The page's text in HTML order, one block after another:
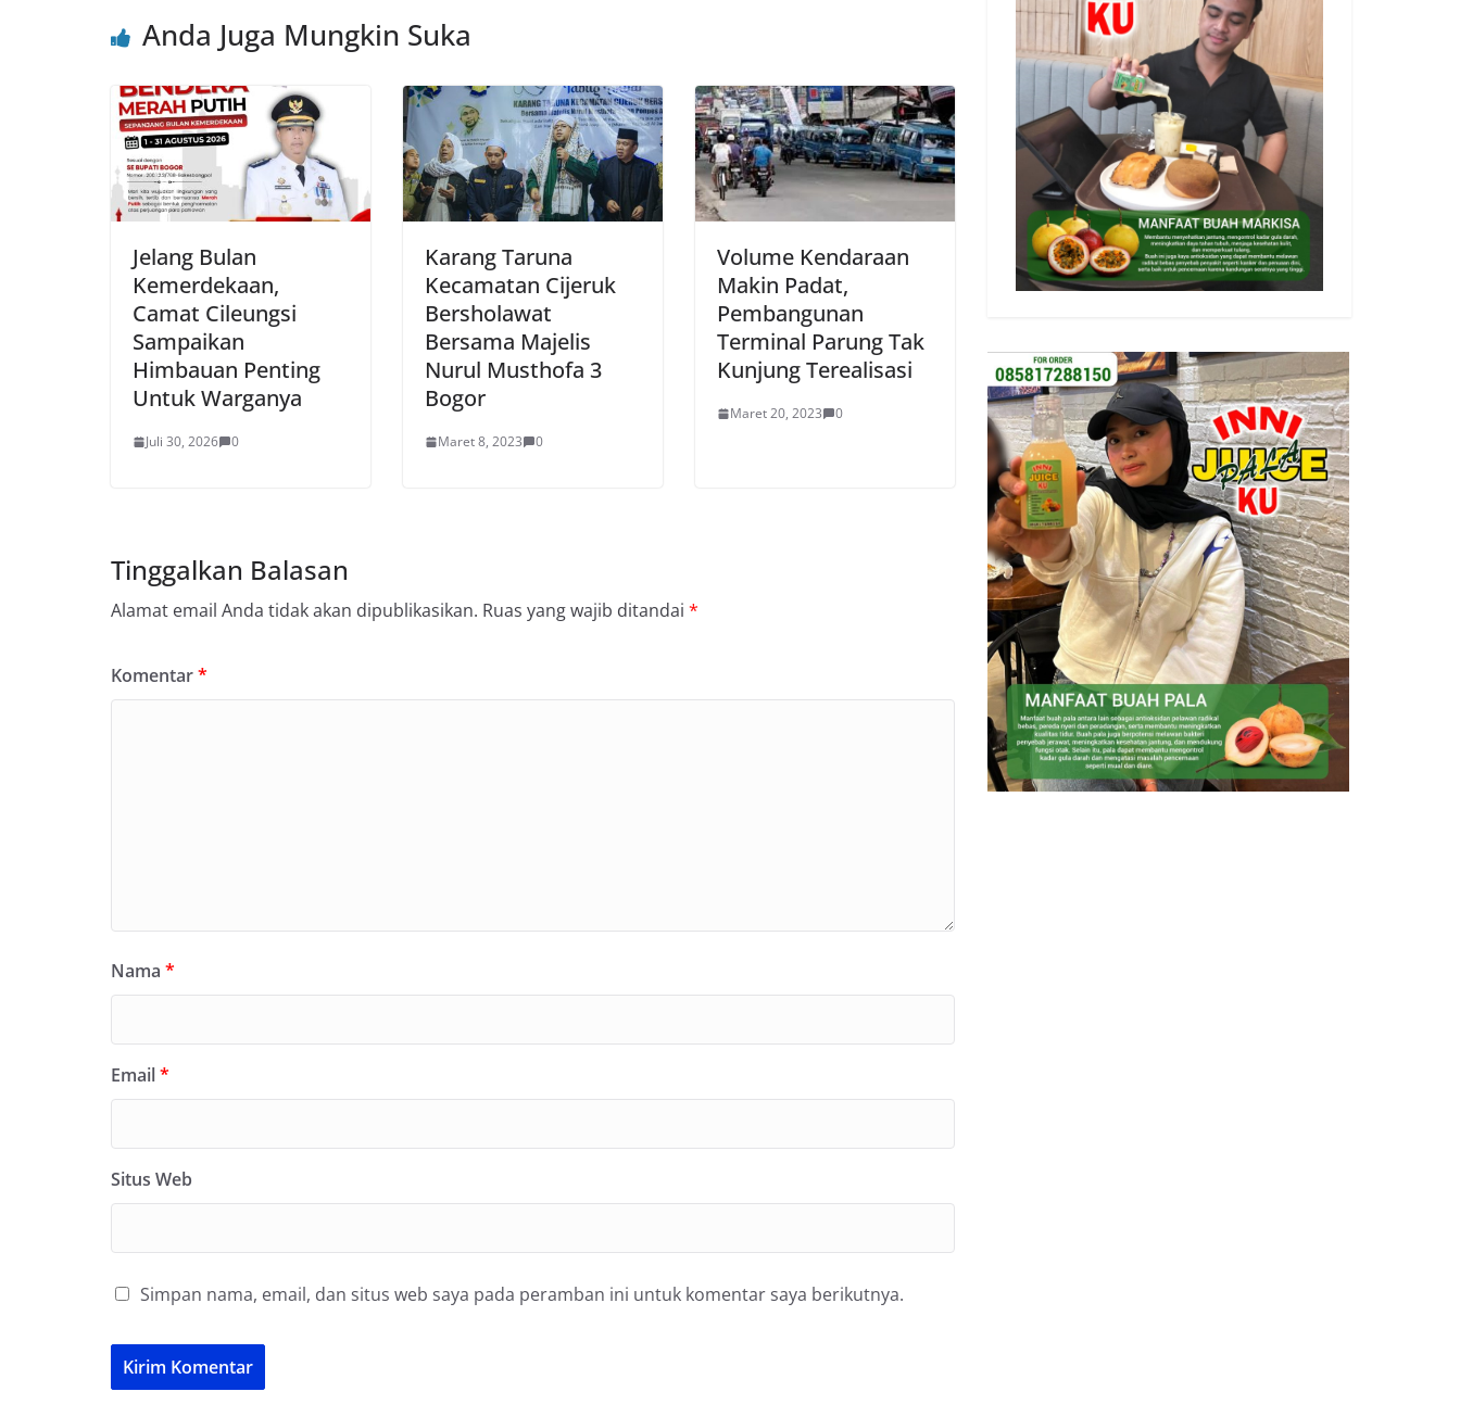
k
Anda Juga Mungkin Suka
Jelang Bulan
Kemerdekaan,
Camat Cileungsi
Sampaikan
Himbauan Penting
Untuk Warganya
Juli 30, 2026 0
Karang Taruna
Kecamatan Cijeruk
Bersholawat
Bersama Majelis
Nurul Musthofa 3
Bogor
Maret 8, 2023 0
Volume Kendaraan
Makin Padat,
Pembangunan
Terminal Parung Tak
Kunjung Terealisasi
Maret 20, 2023 0
Tinggalkan Balasan
Alamat email Anda tidak akan dipublikasikan. Ruas yang wajib ditandai *
Komentar*
Nama *
Email*
Situs Web
Simpan nama, email, dan situs web saya pada peramban ini untuk komentar saya berikutnya.